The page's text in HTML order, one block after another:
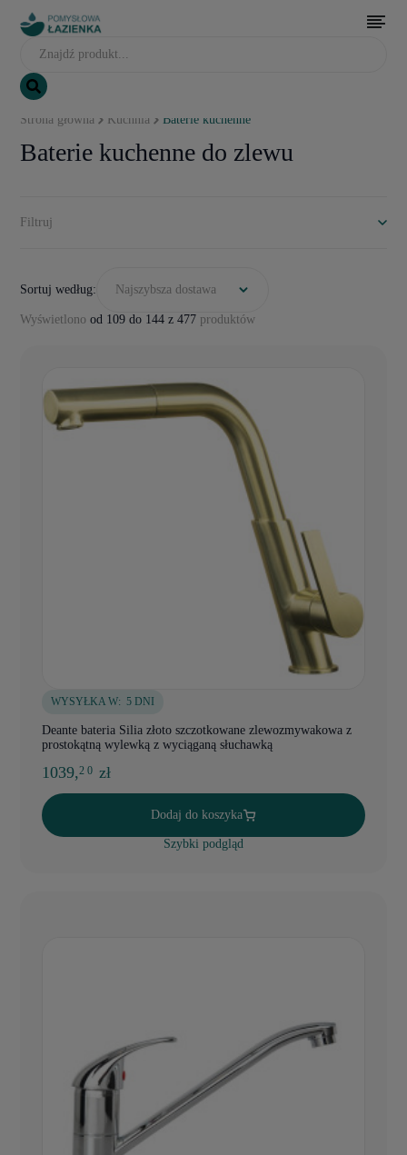
Strona główna Kuchnia Baterie kuchenne
Baterie kuchenne do zlewu
Filtruj
Wyświetlono od 109 do 144 z 477 produktów
Sortuj według: Najszybsza dostawa
WYSYŁKA W: 5 DNI
Deante bateria Silia złoto szczotkowane zlewozmywakowa z
prostokątną wylewką z wyciąganą słuchawką
1039,2 0 zł
Dodaj do koszyka
Szybki podgląd